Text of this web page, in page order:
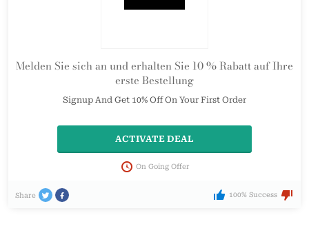
Melden Sie sich an und erhalten Sie 10 % Rabatt auf Ihre
erste Bestellung
Signup And Get 10% Off On Your First Order
ACTIVATE DEAL
On Going Offer
Share 100% Success